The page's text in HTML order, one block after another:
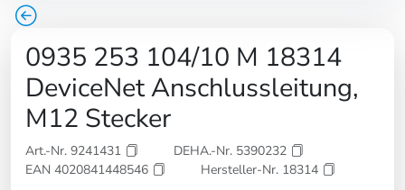
0935 253 104/10 M 18314
DeviceNet Anschlussleitung,
M12 Stecker
Art.-Nr. 9241431
DEHA.-Nr. 5390232
EAN 4020841448546
Hersteller-Nr. 18314